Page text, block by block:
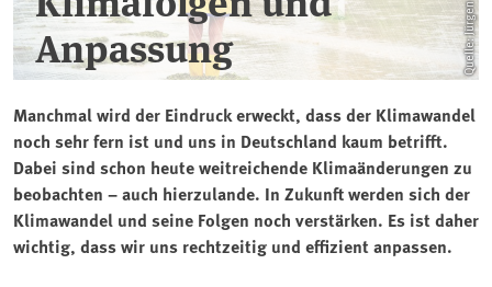
Anpassung
Manchmal wird der Eindruck erweckt, dass der Klimawandel
noch sehr fern ist und uns in Deutschland kaum betrifft.
Dabei sind schon heute weitreichende Klimaänderungen zu
beobachten – auch hierzulande. In Zukunft werden sich der
Klimawandel und seine Folgen noch verstärken. Es ist daher
wichtig, dass wir uns rechtzeitig und effizient anpassen.